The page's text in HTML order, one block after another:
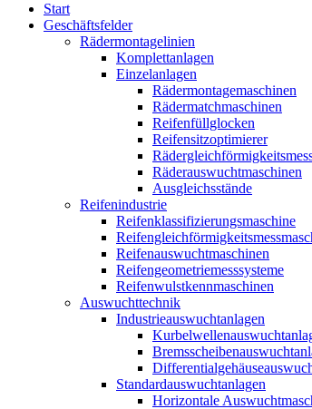
Start
Geschäftsfelder
Rädermontagelinien
Komplettanlagen
Einzelanlagen
Rädermontagemaschinen
Rädermatchmaschinen
Reifenfüllglocken
Reifensitzoptimierer
Räderauswuchtmaschinen
Ausgleichsstände
Reifenindustrie
Reifenklassifizierungsmaschine
Reifenauswuchtmaschinen
Reifengeometriemesssysteme
Reifenwulstkennmaschinen
Auswuchttechnik
Industrieauswuchtanlagen
Standardauswuchtanlagen
Horizontale